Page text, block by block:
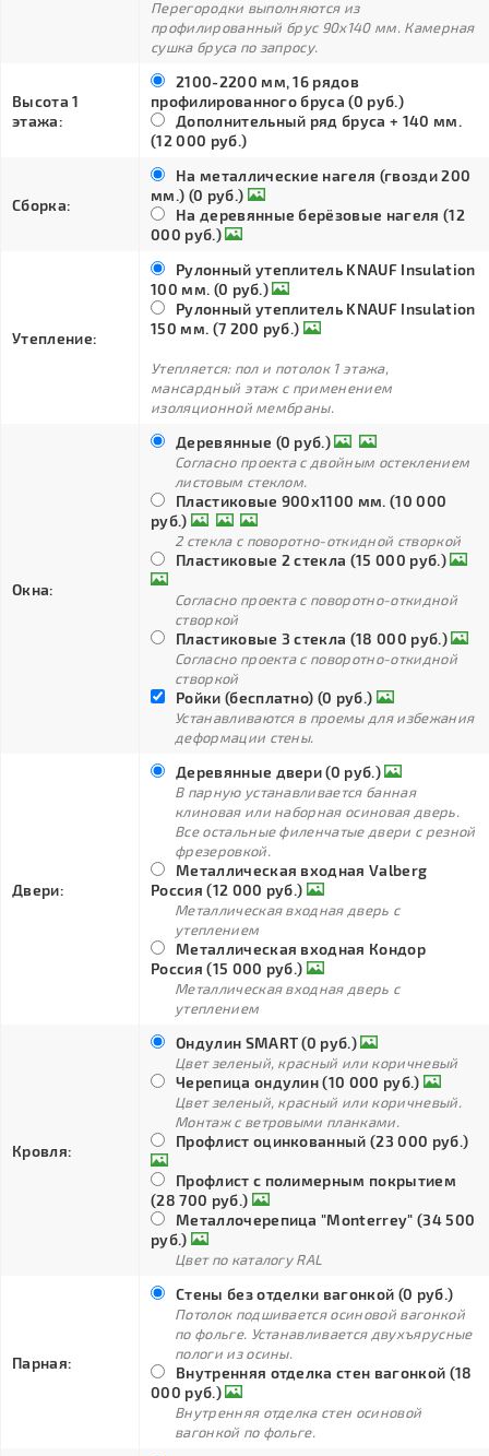
Перегородки выполняются из
профилированный брус 90х140 мм. Камерная
сушка бруса по запросу.
Высота 1
этажа:
2100-2200 мм, 16 рядов
профилированного бруса (0 руб.)
Дополнительный ряд бруса + 140 мм.
(12 000 руб.)
Сборка:
На металлические нагеля (гвозди 200
мм.) (0 руб.)
На деревянные берёзовые нагеля (12
000 руб.)
Утепление:
Рулонный утеплитель KNAUF Insulation
100 мм. (0 руб.)
Рулонный утеплитель KNAUF Insulation
150 мм. (7 200 руб.)
Утепляется: пол и потолок 1 этажа,
мансардный этаж с применением
изоляционной мембраны.
Окна:
Деревянные (0 руб.)
Согласно проекта с двойным остеклением
листовым стеклом.
Пластиковые 900х1100 мм. (10 000
руб.)
2 стекла с поворотно-откидной створкой
Пластиковые 2 стекла (15 000 руб.)
Согласно проекта с поворотно-откидной
створкой
Пластиковые 3 стекла (18 000 руб.)
Согласно проекта с поворотно-откидной
створкой
Ройки (бесплатно) (0 руб.)
Устанавливаются в проемы для избежания
деформации стены.
Двери:
Деревянные двери (0 руб.)
В парную устанавливается банная
клиновая или наборная осиновая дверь.
Все остальные филенчатые двери с резной
фрезеровкой.
Металлическая входная Valberg
Россия (12 000 руб.)
Металлическая входная дверь с
утеплением
Металлическая входная Кондор
Россия (15 000 руб.)
Металлическая входная дверь с
утеплением
Кровля:
Ондулин SMART (0 руб.)
Цвет зеленый, красный или коричневый
Черепица ондулин (10 000 руб.)
Цвет зеленый, красный или коричневый.
Монтаж с ветровыми планками.
Профлист оцинкованный (23 000 руб.)
Профлист с полимерным покрытием
(28 700 руб.)
Металлочерепица "Monterrey" (34 500
руб.)
Цвет по каталогу RAL
Парная:
Стены без отделки вагонкой (0 руб.)
Потолок подшивается осиновой вагонкой
по фольге. Устанавливается двухъярусные
пологи из осины.
Внутренняя отделка стен вагонкой (18
000 руб.)
Внутренняя отделка стен осиновой
вагонкой по фольге.